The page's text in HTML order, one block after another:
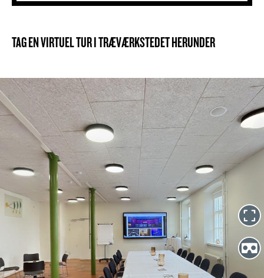
TAG EN VIRTUEL TUR I TRÆVÆRKSTEDET HERUNDER